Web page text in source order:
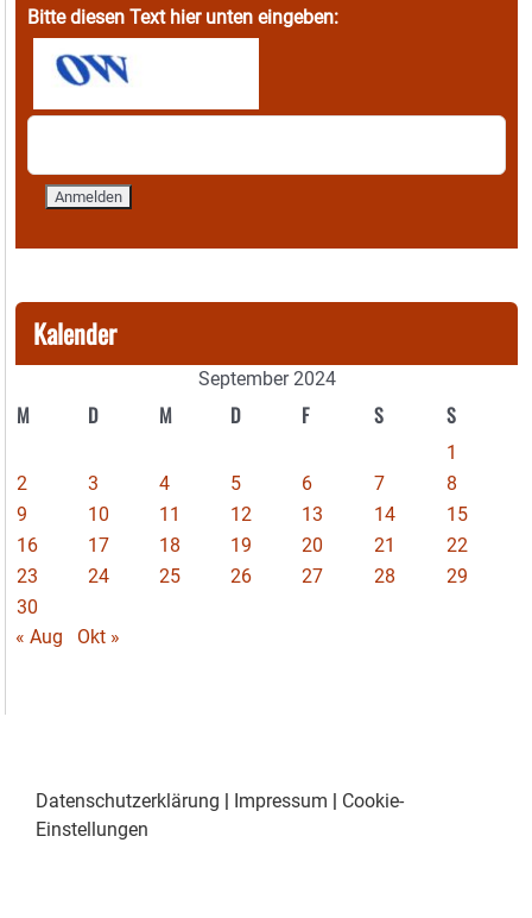
Bitte diesen Text hier unten eingeben:
Kalender
September 2024
M D M D F S S
1
2
3 4 5 6 7
8
9
10 11 12 13 14
15
16
17 18 19 20 21
22
23
24 25 26 27 28
29
30
« Aug
Okt »
Datenschutzerklärung Impressum
Cookie-
Einstellungen